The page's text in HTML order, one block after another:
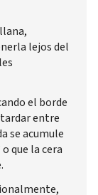
lejos del
el borde
entre
se acumule
que la cera